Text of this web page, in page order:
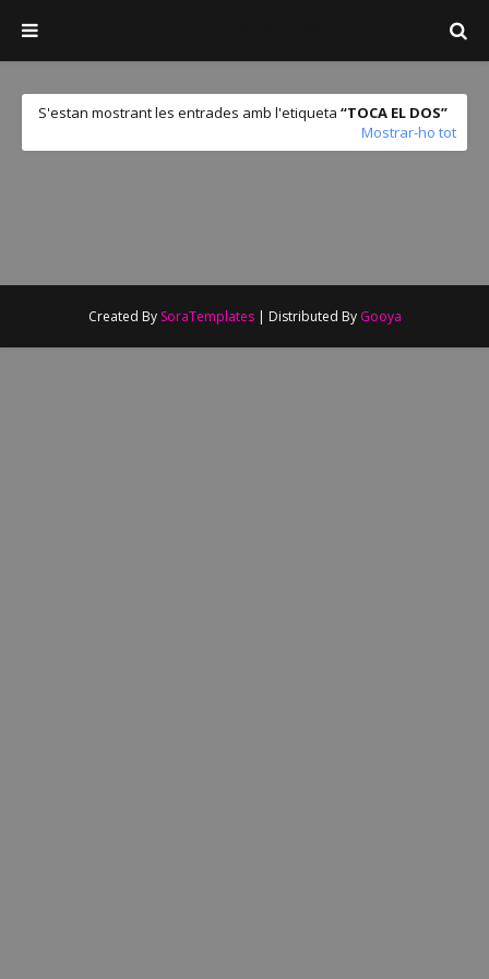
S'estan mostrant les entrades amb l'etiqueta
TOCA EL DOS
Mostrar-ho tot
Created By SoraTemplates| Distributed By Gooya